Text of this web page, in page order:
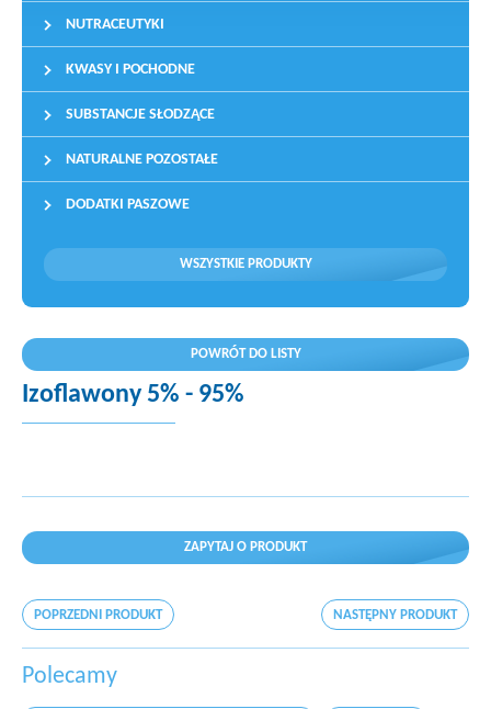
NUTRACEUTYKI
KWASY I POCHODNE
SUBSTANCJE SŁODZĄCE
NATURALNE POZOSTAŁE
DODATKI PASZOWE
WSZYSTKIE PRODUKTY
POWRÓT DO LISTY
Izoflawony 5% - 95%
ZAPYTAJ O PRODUKT
POPRZEDNI PRODUKT NASTĘPNY PRODUKT
Polecamy